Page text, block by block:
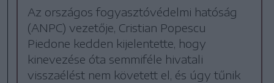
Az országos fogyasztóvédelmi hatóság
(ANPC) vezetője, Cristian Popescu
Piedone kedden kijelentette, hogy
kinevezése óta semmiféle hivatali
visszaélést nem követett el, és úgy tűnik